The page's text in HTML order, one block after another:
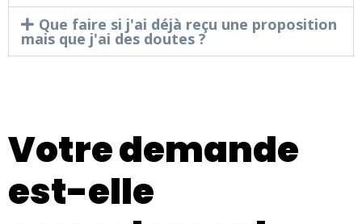
Que faire si j'ai déjà reçu une proposition
mais que j'ai des doutes ?
Votre demande
est-elle